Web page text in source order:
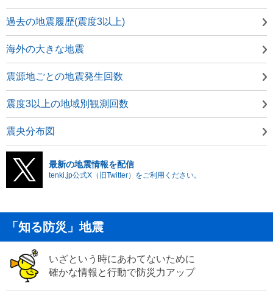
過去の地震履歴(震度3以上)
海外の大きな地震
震源地ごとの地震発生回数
震度3以上の地域別観測回数
震央分布図
最新の地震情報を配信
tenki.jp公式X（旧Twitter）をご利用ください。
「知る防災」地震
いざという時にあわてないために
確かな情報と行動で防災力アップ